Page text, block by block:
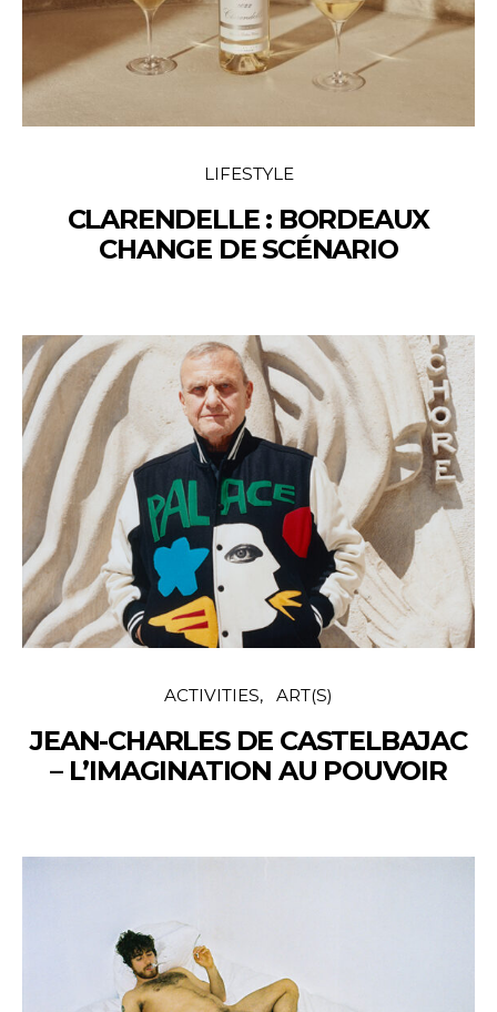
LIFESTYLE
CLARENDELLE : BORDEAUX
CHANGE DE SCÉNARIO
ACTIVITIES ART(S)
JEAN-CHARLES DE CASTELBAJAC
– L’IMAGINATION AU POUVOIR